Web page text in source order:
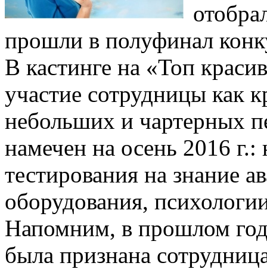
прошли в полуфинал
В кастинге на «Топ
участие сотрудницы как
небольших и чартерных
намечен на осень 2016
тестирования на знание
оборудования,
Напомним, в прошлом
была признана